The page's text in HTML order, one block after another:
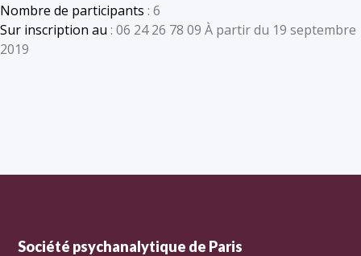
Nombre de participants : 6
Sur inscription au : 06 24 26 78 09 À partir du 19 septembre
2019
Société psychanalytique de Paris